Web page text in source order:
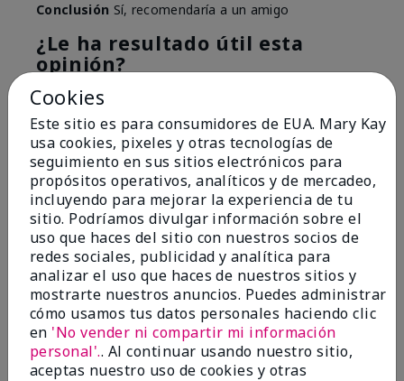
Conclusión Sí, recomendaría a un amigo
¿Le ha resultado útil esta
opinión?
6
Marcar esta opinión
5
Great Night time emollient
EnviadoHace 2 meses
porSonia G
deChicago'Il
Evaluado en
marykay.com/en-us/
Cookies
Este sitio es para consumidores de EUA. Mary Kay
usa cookies, pixeles y otras tecnologías de
seguimiento en sus sitios electrónicos para
propósitos operativos, analíticos y de mercadeo,
incluyendo para mejorar la experiencia de tu
sitio. Podríamos divulgar información sobre el
uso que haces del sitio con nuestros socios de
redes sociales, publicidad y analítica para
analizar el uso que haces de nuestros sitios y
mostrarte nuestros anuncios. Puedes administrar
cómo usamos tus datos personales haciendo clic
en 'No vender ni compartir mi información
personal'.. Al continuar usando nuestro sitio,
aceptas nuestro uso de cookies y otras